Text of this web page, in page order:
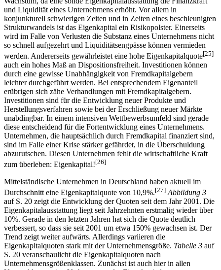
und Liquidität eines Unternehmens erhöht. Vor allem in
konjunkturell schwierigen Zeiten und in Zeiten eines beschleunigten
Strukturwandels ist das Eigenkapital ein Risikopolster. Einerseits
wird im Falle von Verlusten die Substanz eines Unternehmens nicht
so schnell aufgezehrt und Liquiditätsengpässe können vermieden
werden. Andererseits gewährleistet eine hohe Eigenkapitalquote[25]
auch ein hohes Maß an Dispositionsfreiheit. Investitionen können
durch eine gewisse Unabhängigkeit von Fremdkapitalgebern
leichter durchgeführt werden. Bei entsprechendem Eigenanteil
erübrigen sich zähe Verhandlungen mit Fremdkapitalgebern.
Investitionen sind für die Entwicklung neuer Produkte und
Herstellungsverfahren sowie bei der Erschließung neuer Märkte
unabdingbar. In einem intensiven Wettbewerbsumfeld sind gerade
diese entscheidend für die Fortentwicklung eines Unternehmens.
Unternehmen, die hauptsächlich durch Fremdkapital finanziert sind,
sind im Falle einer Krise stärker gefährdet, in die Überschuldung
abzurutschen. Diesen Unternehmen fehlt die wirtschaftliche Kraft
zum überleben: Eigenkapital![26]
Mittelständische Unternehmen in Deutschland haben aktuell im
Durchschnitt eine Eigenkapitalquote von 10,9%.[27] Abbildung 3
auf S. 20 zeigt die Entwicklung der Quoten seit dem Jahr 2001. Die
Eigenkapitalausstattung liegt seit Jahrzehnten erstmalig wieder über
10%. Gerade in den letzten Jahren hat sich die Quote deutlich
verbessert, so dass sie seit 2001 um etwa 150% gewachsen ist. Der
Trend zeigt weiter aufwärts. Allerdings variieren die
Eigenkapitalquoten stark mit der Unternehmensgröße. Tabelle 3 auf
S. 20 veranschaulicht die Eigenkapitalquoten nach
Unternehmensgrößenklassen. Zunächst ist auch hier in allen